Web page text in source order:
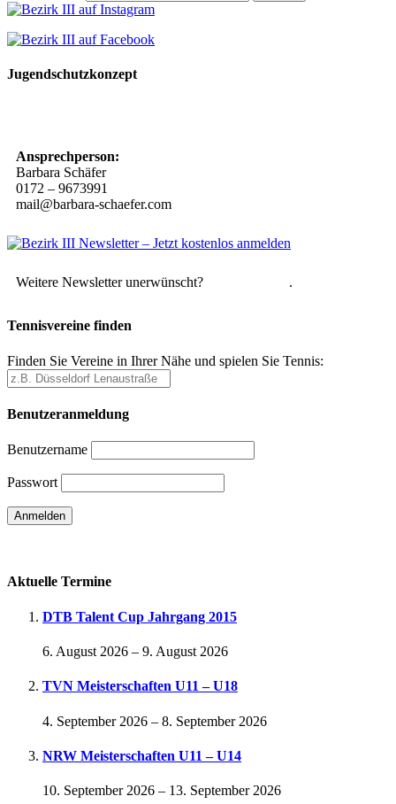
Jugendschutzkonzept
Ansprechperson:
Barbara Schäfer
0172 – 9673991
mail@barbara-schaefer.com
Weitere Newsletter unerwünscht? .
Tennisvereine finden
Finden Sie Vereine in Ihrer Nähe und spielen Sie Tennis:
Benutzeranmeldung
Benutzername
Passwort
Aktuelle Termine
DTB Talent Cup Jahrgang 2015
6. August 2026 – 9. August 2026
TVN Meisterschaften U11 – U18
4. September 2026 – 8. September 2026
NRW Meisterschaften U11 – U14
10. September 2026 – 13. September 2026